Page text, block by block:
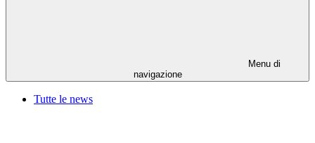
Menu di
navigazione
Tutte le news